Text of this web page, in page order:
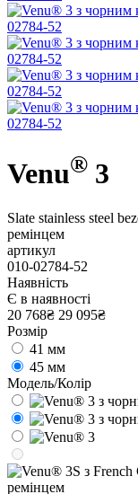
Venu® 3
Slate stainless steel
ремінцем
артикул
010-02784-52
Наявність
Є в наявності
20 768₴ 29 095₴
Розмір
41 мм
45 мм
Модель/Колір